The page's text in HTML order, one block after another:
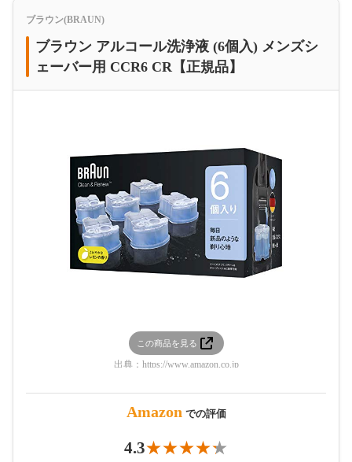
ブラウン(BRAUN)
ブラウン アルコール洗浄液 (6個入) メンズシ
ェーバー用 CCR6 CR【正規品】
この商品を見る
出典： https://www.amazon.co.jp
Amazon での評価
4.3